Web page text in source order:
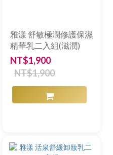
雅漾 舒敏極潤修護保濕
精華乳二入組(滋潤)
NT$1,900
NT$1,900